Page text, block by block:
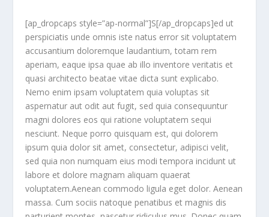
[ap_dropcaps style=”ap-normal”]S[/ap_dropcaps]ed ut
perspiciatis unde omnis iste natus error sit voluptatem
accusantium doloremque laudantium, totam rem
aperiam, eaque ipsa quae ab illo inventore veritatis et
quasi architecto beatae vitae dicta sunt explicabo.
Nemo enim ipsam voluptatem quia voluptas sit
aspernatur aut odit aut fugit, sed quia consequuntur
magni dolores eos qui ratione voluptatem sequi
nesciunt. Neque porro quisquam est, qui dolorem
ipsum quia dolor sit amet, consectetur, adipisci velit,
sed quia non numquam eius modi tempora incidunt ut
labore et dolore magnam aliquam quaerat
voluptatem.Aenean commodo ligula eget dolor. Aenean
massa. Cum sociis natoque penatibus et magnis dis